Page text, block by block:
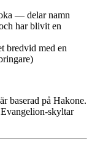
— delar namn
har blivit en
bredvid med en
baserad på Hakone.
skyltar